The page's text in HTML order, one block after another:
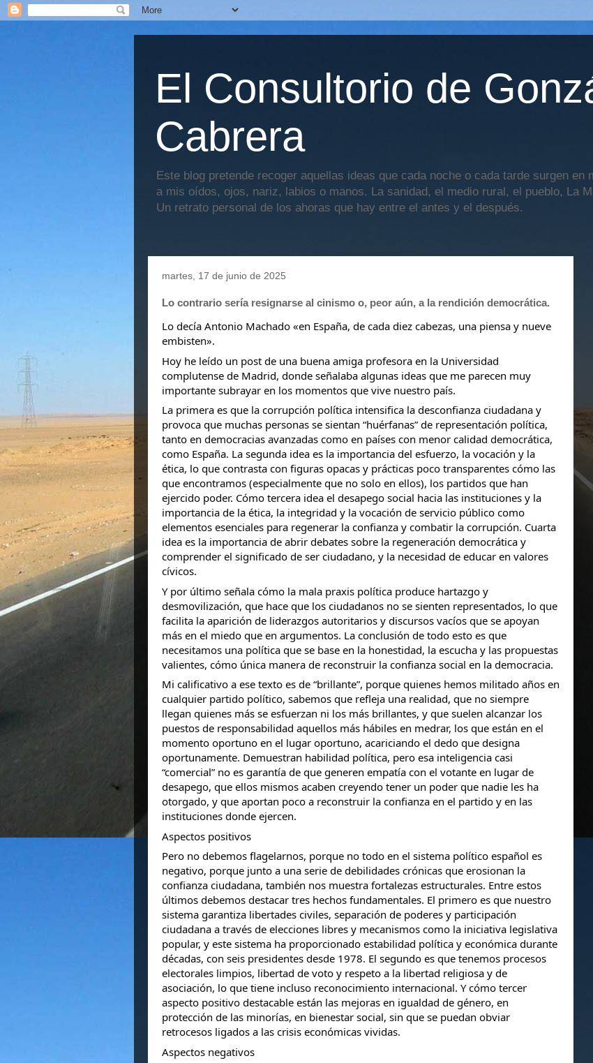
El Consultorio de
Cabrera
Este blog pretende recoger aquellas ideas que cada noche o cada tarde surgen en
a mis oídos, ojos, nariz, labios o manos. La sanidad, el medio rural, el pueblo, La
Un retrato personal de los ahoras que hay entre el antes y el después.
martes, 17 de junio de 2025
Lo contrario sería resignarse al cinismo o, peor aún, a la rendición democrática.
Lo decía Antonio Machado «en España, de cada diez cabezas, una piensa y nueve
embisten».
Hoy he leído un post de una buena amiga profesora en la Universidad
complutense de Madrid, donde señalaba algunas ideas que me parecen muy
importante subrayar en los momentos que vive nuestro país.
La primera es que la corrupción política intensifica la desconfianza ciudadana y
provoca que muchas personas se sientan “huérfanas” de representación política,
tanto en democracias avanzadas como en países con menor calidad democrática,
como España. La segunda idea es la importancia del esfuerzo, la vocación y la
ética, lo que contrasta con figuras opacas y prácticas poco transparentes cómo las
que encontramos (especialmente que no solo en ellos), los partidos que han
ejercido poder. Cómo tercera idea el desapego social hacia las instituciones y la
importancia de la ética, la integridad y la vocación de servicio público como
elementos esenciales para regenerar la confianza y combatir la corrupción. Cuarta
idea es la importancia de abrir debates sobre la regeneración democrática y
comprender el significado de ser ciudadano, y la necesidad de educar en valores
cívicos.
Y por último señala cómo la mala praxis política produce hartazgo y
desmovilización, que hace que los ciudadanos no se sienten representados, lo que
facilita la aparición de liderazgos autoritarios y discursos vacíos que se apoyan
más en el miedo que en argumentos. La conclusión de todo esto es que
necesitamos una política que se base en la honestidad, la escucha y las propuestas
valientes, cómo única manera de reconstruir la confianza social en la democracia.
Mi calificativo a ese texto es de “brillante”, porque quienes hemos militado años en
cualquier partido político, sabemos que refleja una realidad, que no siempre
llegan quienes más se esfuerzan ni los más brillantes, y que suelen alcanzar los
puestos de responsabilidad aquellos más hábiles en medrar, los que están en el
momento oportuno en el lugar oportuno, acariciando el dedo que designa
oportunamente. Demuestran habilidad política, pero esa inteligencia casi
“comercial” no es garantía de que generen empatía con el votante en lugar de
desapego, que ellos mismos acaben creyendo tener un poder que nadie les ha
otorgado, y que aportan poco a reconstruir la confianza en el partido y en las
instituciones donde ejercen.
Aspectos positivos
Pero no debemos flagelarnos, porque no todo en el sistema político español es
negativo, porque junto a una serie de debilidades crónicas que erosionan la
confianza ciudadana, también nos muestra fortalezas estructurales. Entre estos
últimos debemos destacar tres hechos fundamentales. El primero es que nuestro
sistema garantiza libertades civiles, separación de poderes y participación
ciudadana a través de elecciones libres y mecanismos como la iniciativa legislativa
popular, y este sistema ha proporcionado estabilidad política y económica durante
décadas, con seis presidentes desde 1978. El segundo es que tenemos procesos
electorales limpios, libertad de voto y respeto a la libertad religiosa y de
asociación, lo que tiene incluso reconocimiento internacional. Y cómo tercer
aspecto positivo destacable están las mejoras en igualdad de género, en
protección de las minorías, en bienestar social, sin que se puedan obviar
retrocesos ligados a las crisis económicas vividas.
Aspectos negativos